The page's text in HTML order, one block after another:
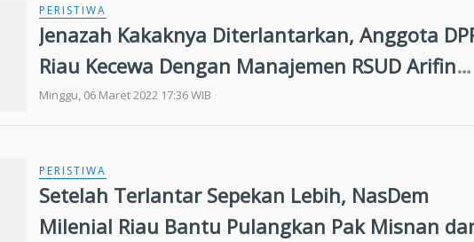
PERISTIWA
Jenazah Kakaknya Diterlantarkan, Anggota
Riau Kecewa Dengan Manajemen RSUD Arifin
Achmad
Minggu, 06 Maret 2022 17:36 WIB
PERISTIWA
Setelah Terlantar Sepekan Lebih, NasDem
Milenial Riau Bantu Pulangkan Pak Misnan